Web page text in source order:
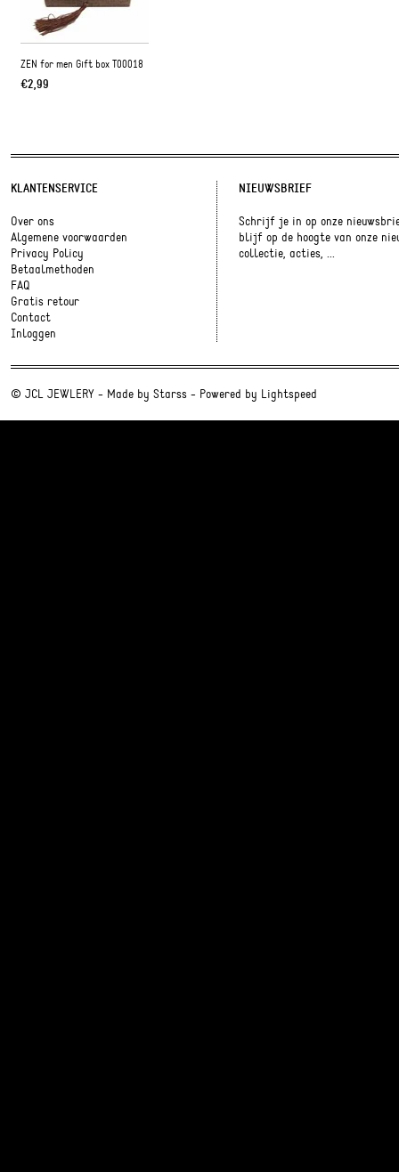
ZEN for men Gift box T00018
€2,99
KLANTENSERVICE
Over ons
Algemene voorwaarden
Privacy Policy
Betaalmethoden
FAQ
Gratis retour
Contact
Inloggen
NIEUWSBRIEF
Schrijf je in op onze
blijf op de hoogte van onze
collectie, acties, ...
© JCL JEWLERY - Made by Starss - Powered by Lightspeed